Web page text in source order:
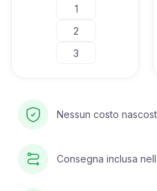
1
2
3
Nessun costo
Consegna inclusa